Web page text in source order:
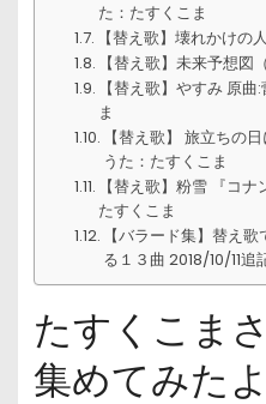
た：たすくこま
【替え歌】壊れかけの
【替え歌】未来予想
【替え歌】やすみ 原
ま
【替え歌】 旅立ちの
うた：たすくこま
【替え歌】粉雪 『コ
たすくこま
【バラード集】替え
る１３曲 2018/10/11追
たすくこま
集めてみたよ